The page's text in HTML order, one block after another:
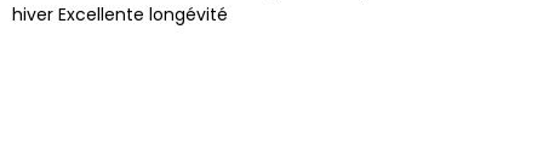
hiver Excellente longévité